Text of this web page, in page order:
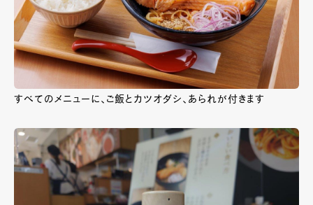
すべてのメニューに、ご飯とカツオダシ、あられが付きます